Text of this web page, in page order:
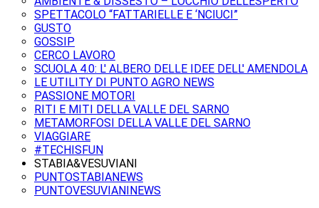
SPETTACOLO “FATTARIELLE E ‘NCIUCI”
GUSTO
GOSSIP
CERCO LAVORO
SCUOLA 4.0: L' ALBERO DELLE IDEE DELL' AMENDOLA
LE UTILITY DI PUNTO AGRO NEWS
PASSIONE MOTORI
RITI E MITI DELLA VALLE DEL SARNO
METAMORFOSI DELLA VALLE DEL SARNO
VIAGGIARE
#TECHISFUN
STABIA&VESUVIANI
PUNTOSTABIANEWS
PUNTOVESUVIANINEWS